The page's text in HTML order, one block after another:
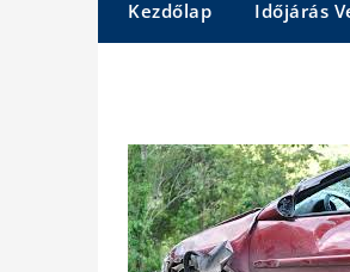
Kezdőlap Időjárás